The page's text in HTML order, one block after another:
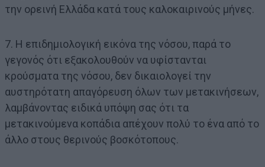
την ορεινή Ελλάδα κατά τους καλοκαιρινούς μήνες.
7. Η επιδημιολογική εικόνα της νόσου, παρά το
γεγονός ότι εξακολουθούν να υφίστανται
κρούσματα της νόσου, δεν δικαιολογεί την
αυστηρότατη απαγόρευση όλων των μετακινήσεων,
λαμβάνοντας ειδικά υπόψη σας ότι τα
μετακινούμενα κοπάδια απέχουν πολύ το ένα από το
άλλο στους θερινούς βοσκότοπους.